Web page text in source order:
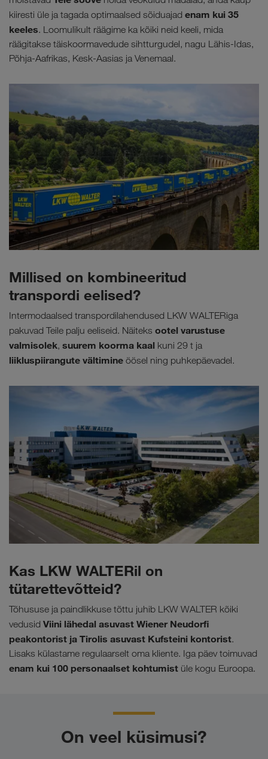
kiiresti üle ja tagada optimaalsed sõiduajad enam kui 35
keeles. Loomulikult räägime ka kõiki neid keeli, mida
räägitakse täiskoormavedude sihtturgudel, nagu Lähis-Idas,
Põhja-Aafrikas, Kesk-Aasias ja Venemaal.
Millised on kombineeritud
transpordi eelised?
Intermodaalsed transpordilahendused LKW WALTERiga
pakuvad Teile palju eeliseid. Näiteks ootel varustuse
valmisolek, suurem koorma kaal kuni 29 t ja
liikluspiirangute vältimine öösel ning puhkepäevadel.
Kas LKW WALTERil on
tütarettevõtteid?
Tõhususe ja paindlikkuse tõttu juhib LKW WALTER kõiki
vedusid Viini lähedal asuvast Wiener Neudorfi
peakontorist ja Tirolis asuvast Kufsteini kontorist.
Lisaks külastame regulaarselt oma kliente. Iga päev toimuvad
enam kui 100 personaalset kohtumist üle kogu Euroopa.
On veel küsimusi?